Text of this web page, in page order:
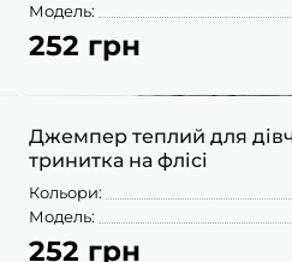
Модель:
252 грн
Джемпер теплий для
тринитка на флісі
Кольори:
Модель:
252 грн